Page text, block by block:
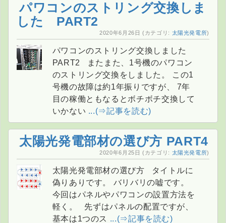
パワコンのストリング交換しま
した PART2
2020年6月26日 (カテゴリ: 太陽光発電所)
パワコンのストリング交換しました
PART2 またまた、1号機のパワコン
のストリング交換をしました。 この1
号機の故障は約1年振りですが、 7年
目の稼働ともなるとボチボチ交換して
いかない ...(⇒記事を読む)
太陽光発電部材の選び方 PART4
2020年6月25日 (カテゴリ: 太陽光発電所)
太陽光発電部材の選び方 タイトルに
偽りありです。 バリバリの嘘です。
今回はパネルやパワコンの設置方法を
軽く。 先ずはパネルの配置ですが、
基本は1つのス ...(⇒記事を読む)